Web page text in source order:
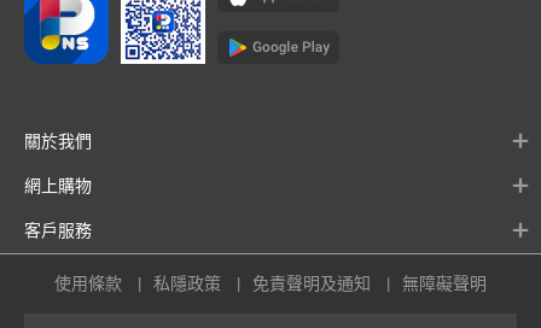
關於我們
網上購物
客戶服務
使用條款 私隱政策 免責聲明及通知 無障礙聲明